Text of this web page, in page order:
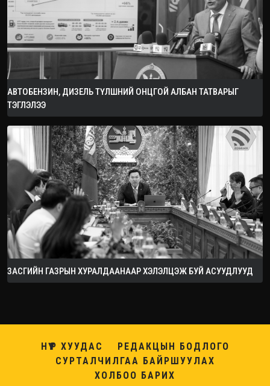
АВТОБЕНЗИН, ДИЗЕЛЬ ТҮЛШНИЙ ОНЦГОЙ АЛБАН ТАТВАРЫГ
ТЭГЛЭЛЭЭ
ЗАСГИЙН ГАЗРЫН ХУРАЛДААНААР ХЭЛЭЛЦЭЖ БУЙ АСУУДЛУУД
НҮҮР ХУУДАС
РЕДАКЦЫН БОДЛОГО
СУРТАЛЧИЛГАА БАЙРШУУЛАХ
ХОЛБОО БАРИХ